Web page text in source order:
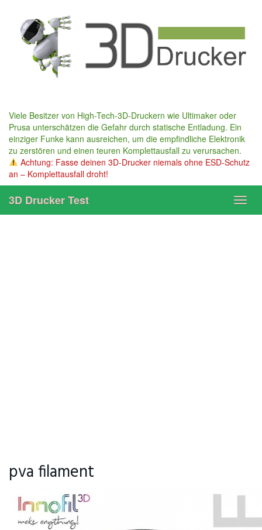
content
Viele Besitzer von High-Tech-3D-Druckern wie Ultimaker oder
Prusa unterschätzen die Gefahr durch statische Entladung. Ein
einziger Funke kann ausreichen, um die empfindliche Elektronik
zu zerstören und einen teuren Komplettausfall zu verursachen.
Achtung: Fasse deinen 3D-Drucker niemals ohne ESD-Schutz
an – Komplettausfall droht!
3D Drucker Test
pva filament